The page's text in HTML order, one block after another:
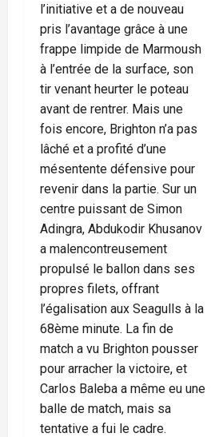
l’initiative et a de nouveau
pris l’avantage grâce à une
frappe limpide de Marmoush
à l’entrée de la surface, son
tir venant heurter le poteau
avant de rentrer. Mais une
fois encore, Brighton n’a pas
lâché et a profité d’une
mésentente défensive pour
revenir dans la partie. Sur un
centre puissant de Simon
Adingra, Abdukodir Khusanov
a malencontreusement
propulsé le ballon dans ses
propres filets, offrant
l’égalisation aux Seagulls à la
68ème minute. La fin de
match a vu Brighton pousser
pour arracher la victoire, et
Carlos Baleba a même eu une
balle de match, mais sa
tentative a fui le cadre.